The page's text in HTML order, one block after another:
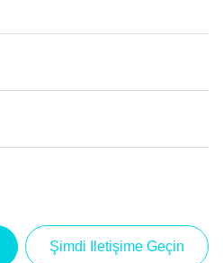
Şimdi Iletişime Geçin